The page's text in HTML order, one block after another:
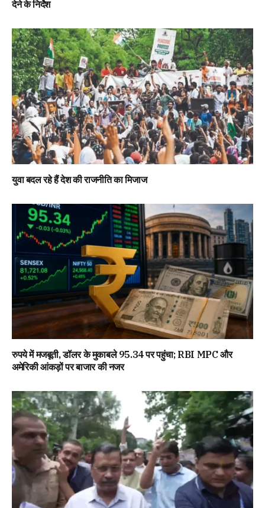
देने के निर्देश
युवा बदल रहे हैं देश की राजनीति का मिजाज
रुपये में मजबूती, डॉलर के मुकाबले 95.34 पर पहुंचा; RBI MPC और
अमेरिकी आंकड़ों पर बाजार की नजर